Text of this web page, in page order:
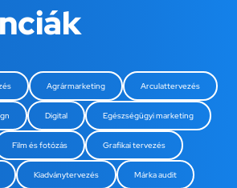
Agrármarketing Arculattervezés
Digital Egészségügyi marketing
Film és fotózás Grafikai tervezés
Kiadványtervezés Márka audit